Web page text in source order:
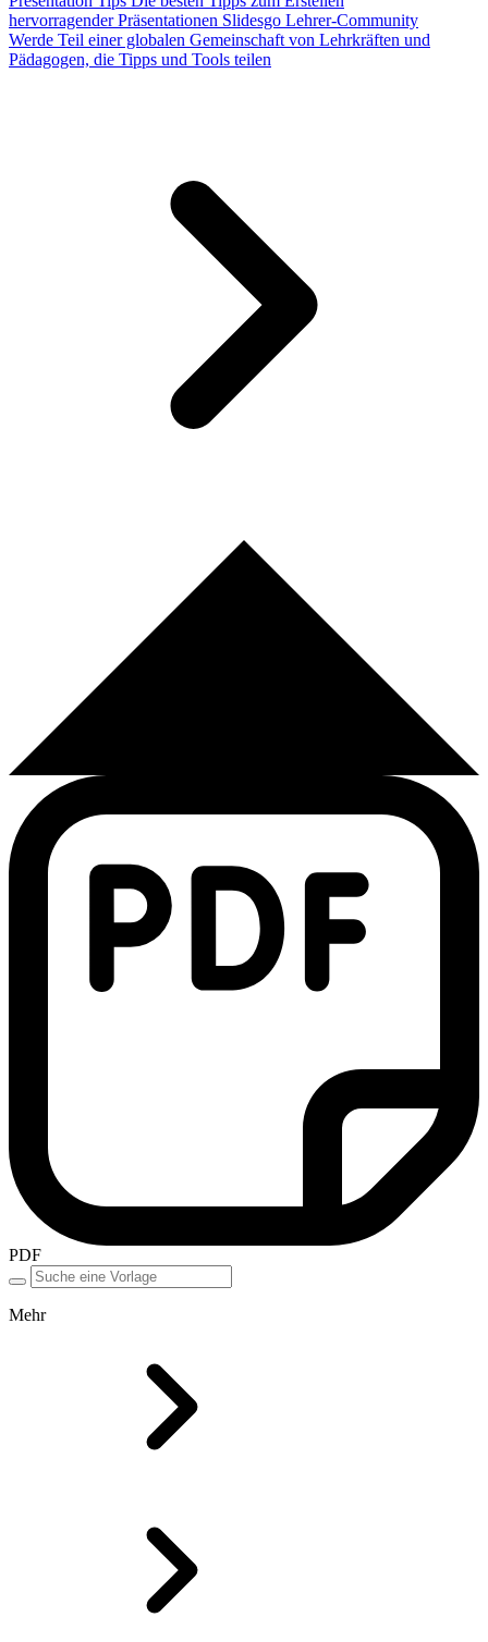
hervorragender Präsentationen Slidesgo Lehrer-Community
Werde Teil einer globalen Gemeinschaft von Lehrkräften und
Pädagogen, die Tipps und Tools teilen
PDF
Mehr